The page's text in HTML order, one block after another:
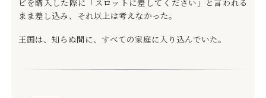
ビを購入した際に「スロットに差してください」と言われる
まま差し込み、それ以上は考えなかった。
王国は、知らぬ間に、すべての家庭に入り込んでいた。